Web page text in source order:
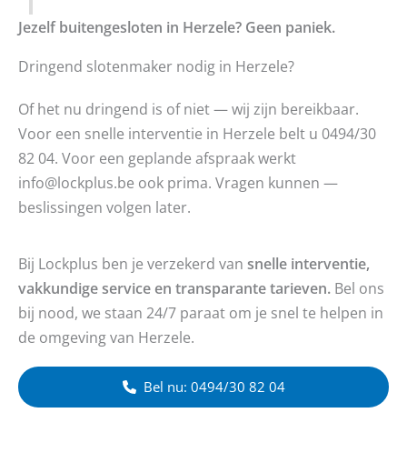
Jezelf buitengesloten in Herzele? Geen paniek.
Dringend slotenmaker nodig in Herzele?
Of het nu dringend is of niet — wij zijn bereikbaar.
Voor een snelle interventie in Herzele belt u 0494/30
82 04. Voor een geplande afspraak werkt
info@lockplus.be ook prima. Vragen kunnen —
beslissingen volgen later.
Bij Lockplus ben je verzekerd van snelle interventie,
vakkundige service en transparante tarieven. Bel ons
bij nood, we staan 24/7 paraat om je snel te helpen in
de omgeving van Herzele.
Bel nu: 0494/30 82 04